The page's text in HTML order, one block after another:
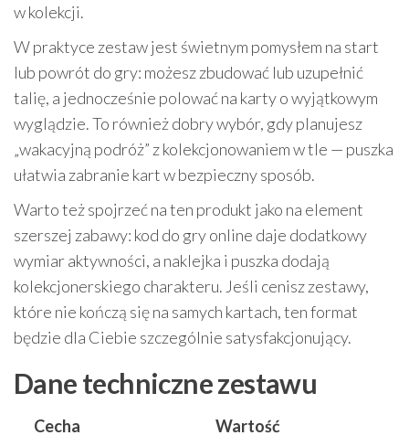
w kolekcji.
W praktyce zestaw jest świetnym pomysłem na start
lub powrót do gry: możesz zbudować lub uzupełnić
talię, a jednocześnie polować na karty o wyjątkowym
wyglądzie. To również dobry wybór, gdy planujesz
„wakacyjną podróż” z kolekcjonowaniem w tle — puszka
ułatwia zabranie kart w bezpieczny sposób.
Warto też spojrzeć na ten produkt jako na element
szerszej zabawy: kod do gry online daje dodatkowy
wymiar aktywności, a naklejka i puszka dodają
kolekcjonerskiego charakteru. Jeśli cenisz zestawy,
które nie kończą się na samych kartach, ten format
będzie dla Ciebie szczególnie satysfakcjonujący.
Dane techniczne zestawu
Cecha
Wartość